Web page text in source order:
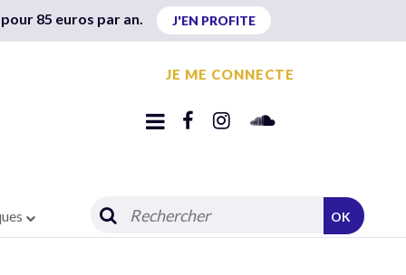
85 euros par an. J'EN PROFITE
JE ME CONNECTE
OK